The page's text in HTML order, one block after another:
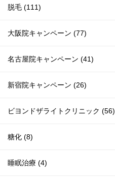
脱毛 (111)
大阪院キャンペーン (77)
名古屋院キャンペーン (41)
新宿院キャンペーン (26)
ビヨンドザライトクリニック (56)
糖化 (8)
睡眠治療 (4)